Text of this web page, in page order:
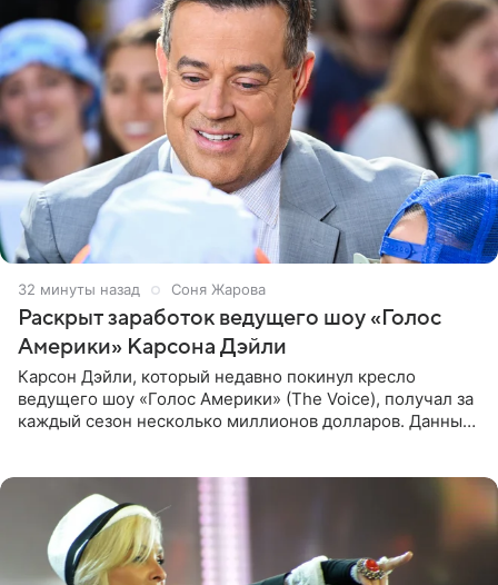
32 минуты назад Соня Жарова
Раскрыт заработок ведущего шоу «Голос
Америки» Карсона Дэйли
Карсон Дэйли, который недавно покинул кресло
ведущего шоу «Голос Америки» (The Voice), получал за
каждый сезон несколько миллионов долларов. Данные